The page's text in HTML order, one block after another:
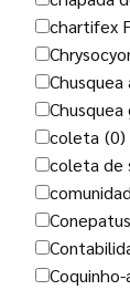
chartifex
Chusquea
coleta (0)
coleta de